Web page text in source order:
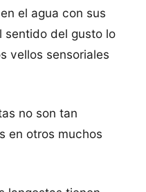
el agua con sus
sentido del gusto lo
vellos sensoriales
no son tan
en otros muchos